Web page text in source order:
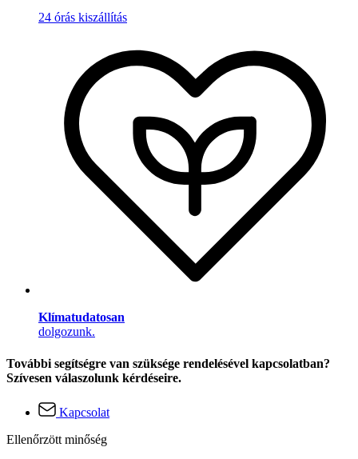
24 órás kiszállítás
Klímatudatosan
dolgozunk.
További segítségre van szüksége rendelésével kapcsolatban?
Szívesen válaszolunk kérdéseire.
Kapcsolat
Ellenőrzött minőség